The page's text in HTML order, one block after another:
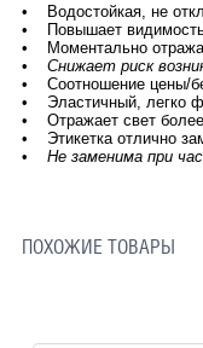
• Водостойкая, не
• Повышает видимость
• Моментально
• Снижает риск
• Соотношение цены/
• Эластичный, легко
• Отражает свет
• Этикетка отлично
• Не заменима при
ПОХОЖИЕ ТОВАРЫ